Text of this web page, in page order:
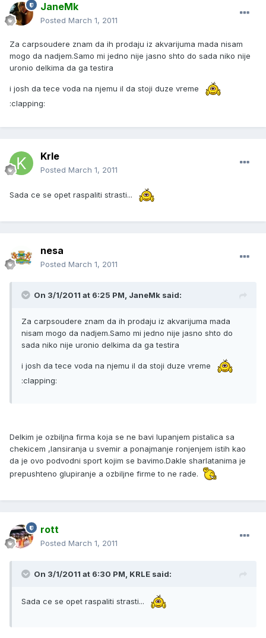
JaneMk
Posted March 1, 2011
Za carpsoudere znam da ih prodaju iz akvarijuma mada nisam
mogo da nadjem.Samo mi jedno nije jasno shto do sada niko nije
uronio delkima da ga testira
i josh da tece voda na njemu il da stoji duze vreme
:clapping:
Krle
Posted March 1, 2011
Sada ce se opet raspaliti strasti...
nesa
Posted March 1, 2011
On 3/1/2011 at 6:25 PM, JaneMk said:
Za carpsoudere znam da ih prodaju iz akvarijuma mada
nisam mogo da nadjem.Samo mi jedno nije jasno shto do
sada niko nije uronio delkima da ga testira
i josh da tece voda na njemu il da stoji duze vreme
:clapping:
Delkim je ozbiljna firma koja se ne bavi lupanjem pistalica sa
chekicem ,lansiranja u svemir a ponajmanje ronjenjem istih kao
da je ovo podvodni sport kojim se bavimo.Dakle sharlatanima je
prepushteno glupiranje a ozbiljne firme to ne rade.
rott
Posted March 1, 2011
On 3/1/2011 at 6:30 PM, KRLE said:
Sada ce se opet raspaliti strasti...